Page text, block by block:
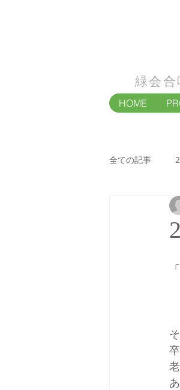
緑会
HOME
全ての記事